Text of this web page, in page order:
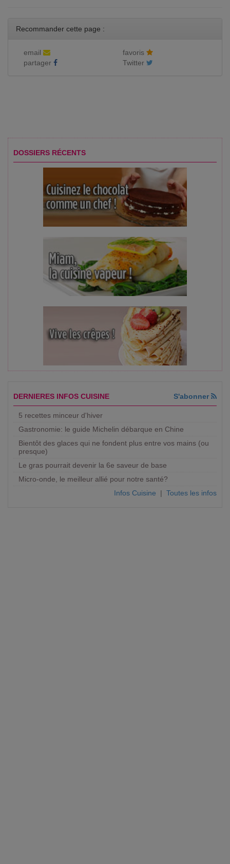
Recommander cette page :
email
favoris
partager
Twitter
DOSSIERS RÉCENTS
DERNIERES INFOS CUISINE S'abonner
5 recettes minceur d'hiver
Gastronomie: le guide Michelin débarque en Chine
Bientôt des glaces qui ne fondent plus entre vos mains (ou
presque)
Le gras pourrait devenir la 6e saveur de base
Micro-onde, le meilleur allié pour notre santé?
Infos Cuisine | Toutes les infos